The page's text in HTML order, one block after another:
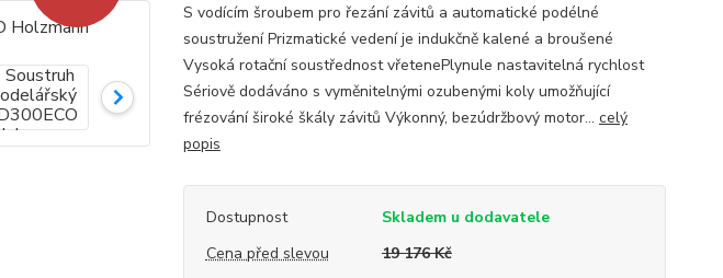
S vodícím šroubem pro řezání závitů a automatické podélné
soustružení Prizmatické vedení je indukčně kalené a broušené
Vysoká rotační soustřednost vřetenePlynule nastavitelná rychlost
Sériově dodáváno s vyměnitelnými ozubenými koly umožňující
frézování široké škály závitů Výkonný, bezúdržbový motor... celý
popis
Dostupnost
Skladem u dodavatele
Cena před slevou
19 176 Kč